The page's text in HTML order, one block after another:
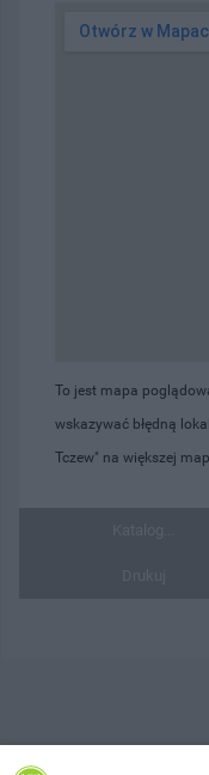
To jest mapa
wskazywać błędną
Tczew" na większej
© 2001-2026 Tczew -